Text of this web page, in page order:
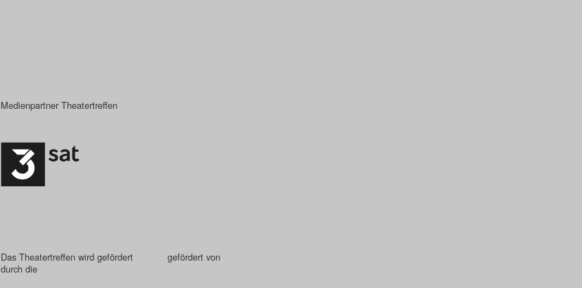
Medienpartner Theatertreffen
Das Theatertreffen wird gefördert
durch die
gefördert von